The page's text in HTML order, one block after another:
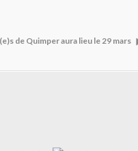
de Quimper aura lieu le 29 mars